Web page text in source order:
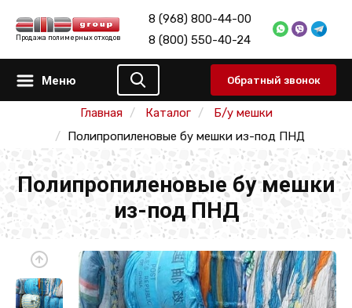
Продажа полимерных отходов
8 (968) 800-44-00
8 (800) 550-40-24
Меню Обратный звонок
Главная Каталог
Б/у мешки
Полипропиленовые бу мешки из-под ПНД
Полипропиленовые бу мешки
из-под ПНД